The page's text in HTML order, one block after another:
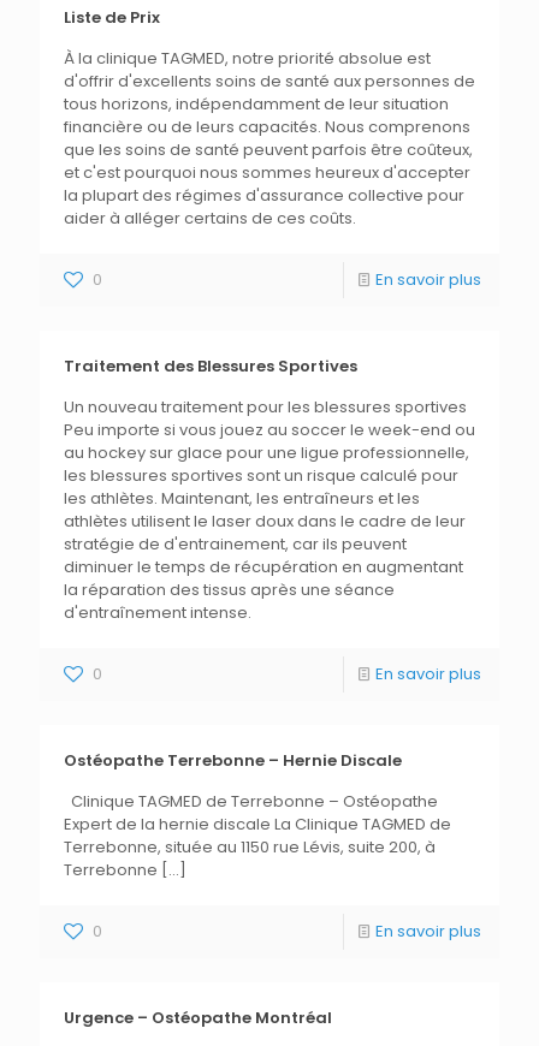
Liste de Prix
À la clinique TAGMED, notre priorité absolue est
d'offrir d'excellents soins de santé aux personnes de
tous horizons, indépendamment de leur situation
financière ou de leurs capacités. Nous comprenons
que les soins de santé peuvent parfois être coûteux,
et c'est pourquoi nous sommes heureux d'accepter
la plupart des régimes d'assurance collective pour
aider à alléger certains de ces coûts.
0 En savoir plus
Traitement des Blessures Sportives
Un nouveau traitement pour les blessures sportives
Peu importe si vous jouez au soccer le week-end ou
au hockey sur glace pour une ligue professionnelle,
les blessures sportives sont un risque calculé pour
les athlètes. Maintenant, les entraîneurs et les
athlètes utilisent le laser doux dans le cadre de leur
stratégie de d'entrainement, car ils peuvent
diminuer le temps de récupération en augmentant
la réparation des tissus après une séance
d'entraînement intense.
0 En savoir plus
Ostéopathe Terrebonne – Hernie Discale
Clinique TAGMED de Terrebonne – Ostéopathe
Expert de la hernie discale La Clinique TAGMED de
Terrebonne, située au 1150 rue Lévis, suite 200, à
Terrebonne […]
0 En savoir plus
Urgence – Ostéopathe Montréal